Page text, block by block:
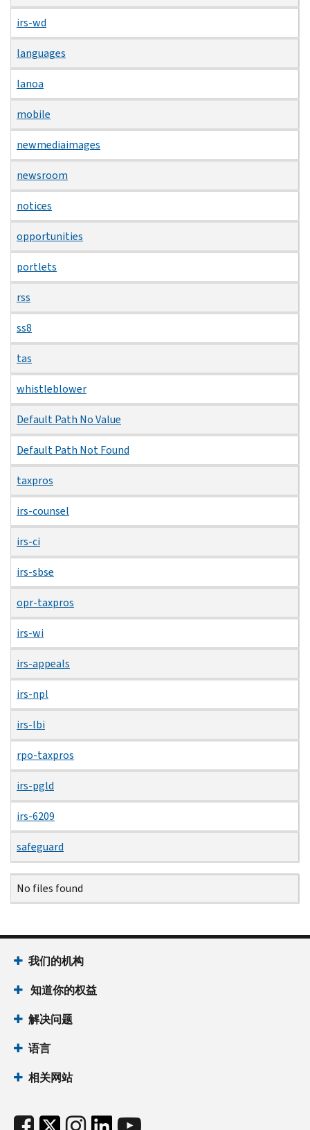
irs-wd
languages
lanoa
mobile
newmediaimages
newsroom
notices
opportunities
portlets
rss
ss8
tas
whistleblower
Default Path No Value
Default Path Not Found
taxpros
irs-counsel
irs-ci
irs-sbse
opr-taxpros
irs-wi
irs-appeals
irs-npl
irs-lbi
rpo-taxpros
irs-pgld
irs-6209
safeguard
Name
Date
Size
Description
No files found
我们的机构
知道你的权益
解决问题
语言
相关网站